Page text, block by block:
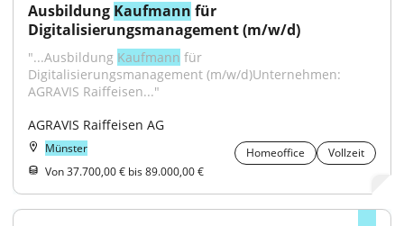
Ausbildung Kaufmann für
Digitalisierungsmanagement (m/w/d)
"...Ausbildung Kaufmann für
Digitalisierungsmanagement (m/w/d)Unternehmen:
AGRAVIS Raiffeisen..."
AGRAVIS Raiffeisen AG
Münster Homeoffice
Vollzeit
Von 37.700,00 € bis 89.000,00 €